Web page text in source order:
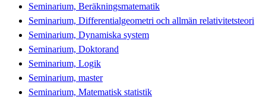
Seminarium, Beräkningsmatematik
Seminarium, Differentialgeometri och allmän relativitetsteori
Seminarium, Dynamiska system
Seminarium, Doktorand
Seminarium, Logik
Seminarium, master
Seminarium, Matematisk statistik